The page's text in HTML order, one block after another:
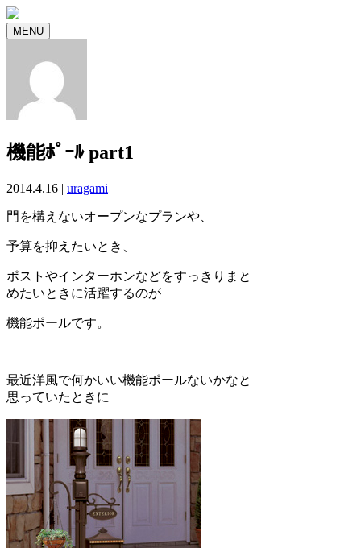
MENU
機能ﾎﾟｰﾙ part1
2014.4.16 | uragami
門を構えないオープンなプランや、
予算を抑えたいとき、
ポストやインターホンなどをすっきりまと
めたいときに活躍するのが
機能ポールです。
最近洋風で何かいい機能ポールないかなと
思っていたときに